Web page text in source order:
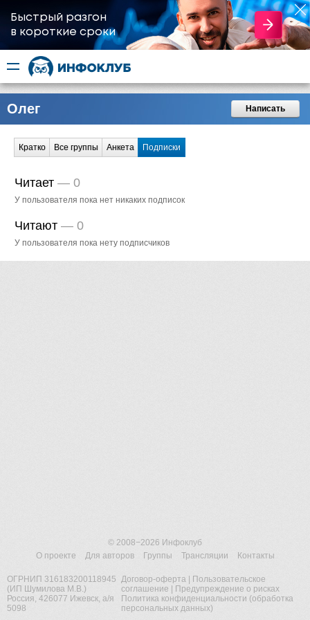
Быстрый разгон
​в короткие сроки
Олег Написать
Кратко Все группы Анкета Подписки
Читает — 0
У пользователя пока нет никаких подписок
Читают — 0
У пользователя пока нету подписчиков
© 2008−2026 Инфоклуб
О проекте
Для авторов Группы Трансляции Контакты
ОГРНИП 316183200118945
(ИП Шумилова М.В.)
Россия, 426077 Ижевск, а/я
5098
Договор-оферта|
Пользовательское
соглашение
Предупреждение о рисках
Политика конфиденциальности (обработка
персональных данных)